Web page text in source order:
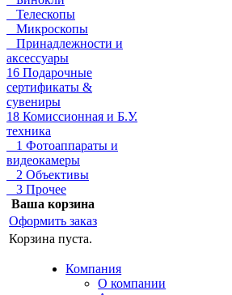
Телескопы
Микроскопы
Принадлежности и
аксессуары
16 Подарочные
сертификаты &
сувениры
18 Комиссионная и Б.У.
техника
1 Фотоаппараты и
видеокамеры
2 Объективы
3 Прочее
Ваша корзина
Оформить заказ
Корзина пуста.
Компания
О компании